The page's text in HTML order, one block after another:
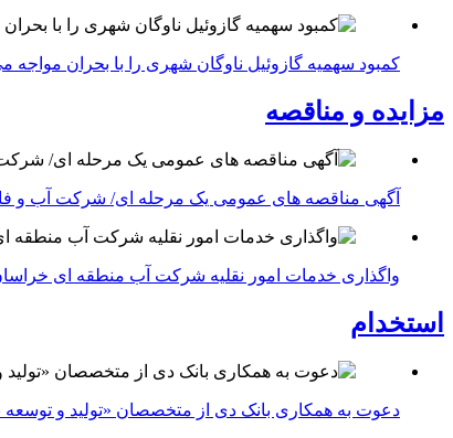
کمبود سهمیه گازوئیل ناوگان شهری را با بحران مواجه
مزایده و مناقصه
آگهی مناقصه های عمومی یک مرحله ای/ شرکت آب و
واگذاری خدمات امور نقلیه شرکت آب منطقه ای خراسان جنوبی در سال ۱۴۰۴-شرکت
استخدام
دعوت به همکاری بانک دی از متخصصان «تولید و توسعه